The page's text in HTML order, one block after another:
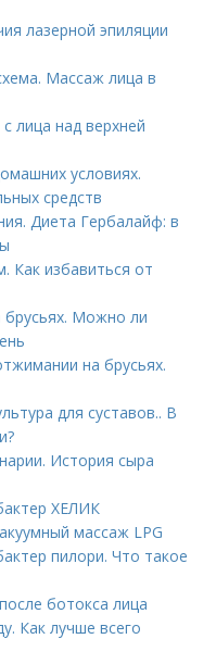
лазерной эпиляции
Массаж лица в
лица над верхней
условиях.
средств
Диета Гербалайф: в
Как избавиться от
брусьях. Можно ли
на брусьях.
для суставов.. В
История сыра
ХЕЛИК
массаж LPG
пилори. Что такое
ботокса лица
Как лучше всего